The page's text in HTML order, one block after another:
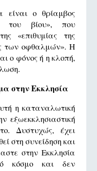
είναι ο θρίαμβος
του βίου», που
«επιθυμίας της
των οφθαλμών». Η
ο φόνος ή η κλοπή,
στην Εκκλησία
η καταναλωτική
εξωεκκλησιαστική
Δυστυχώς, έχει
στη συνείδηση και
στην Εκκλησία
κόσμο και δεν